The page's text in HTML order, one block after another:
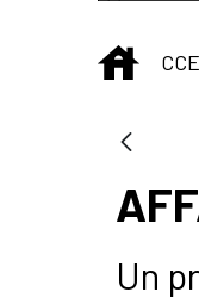
INICIO
Un